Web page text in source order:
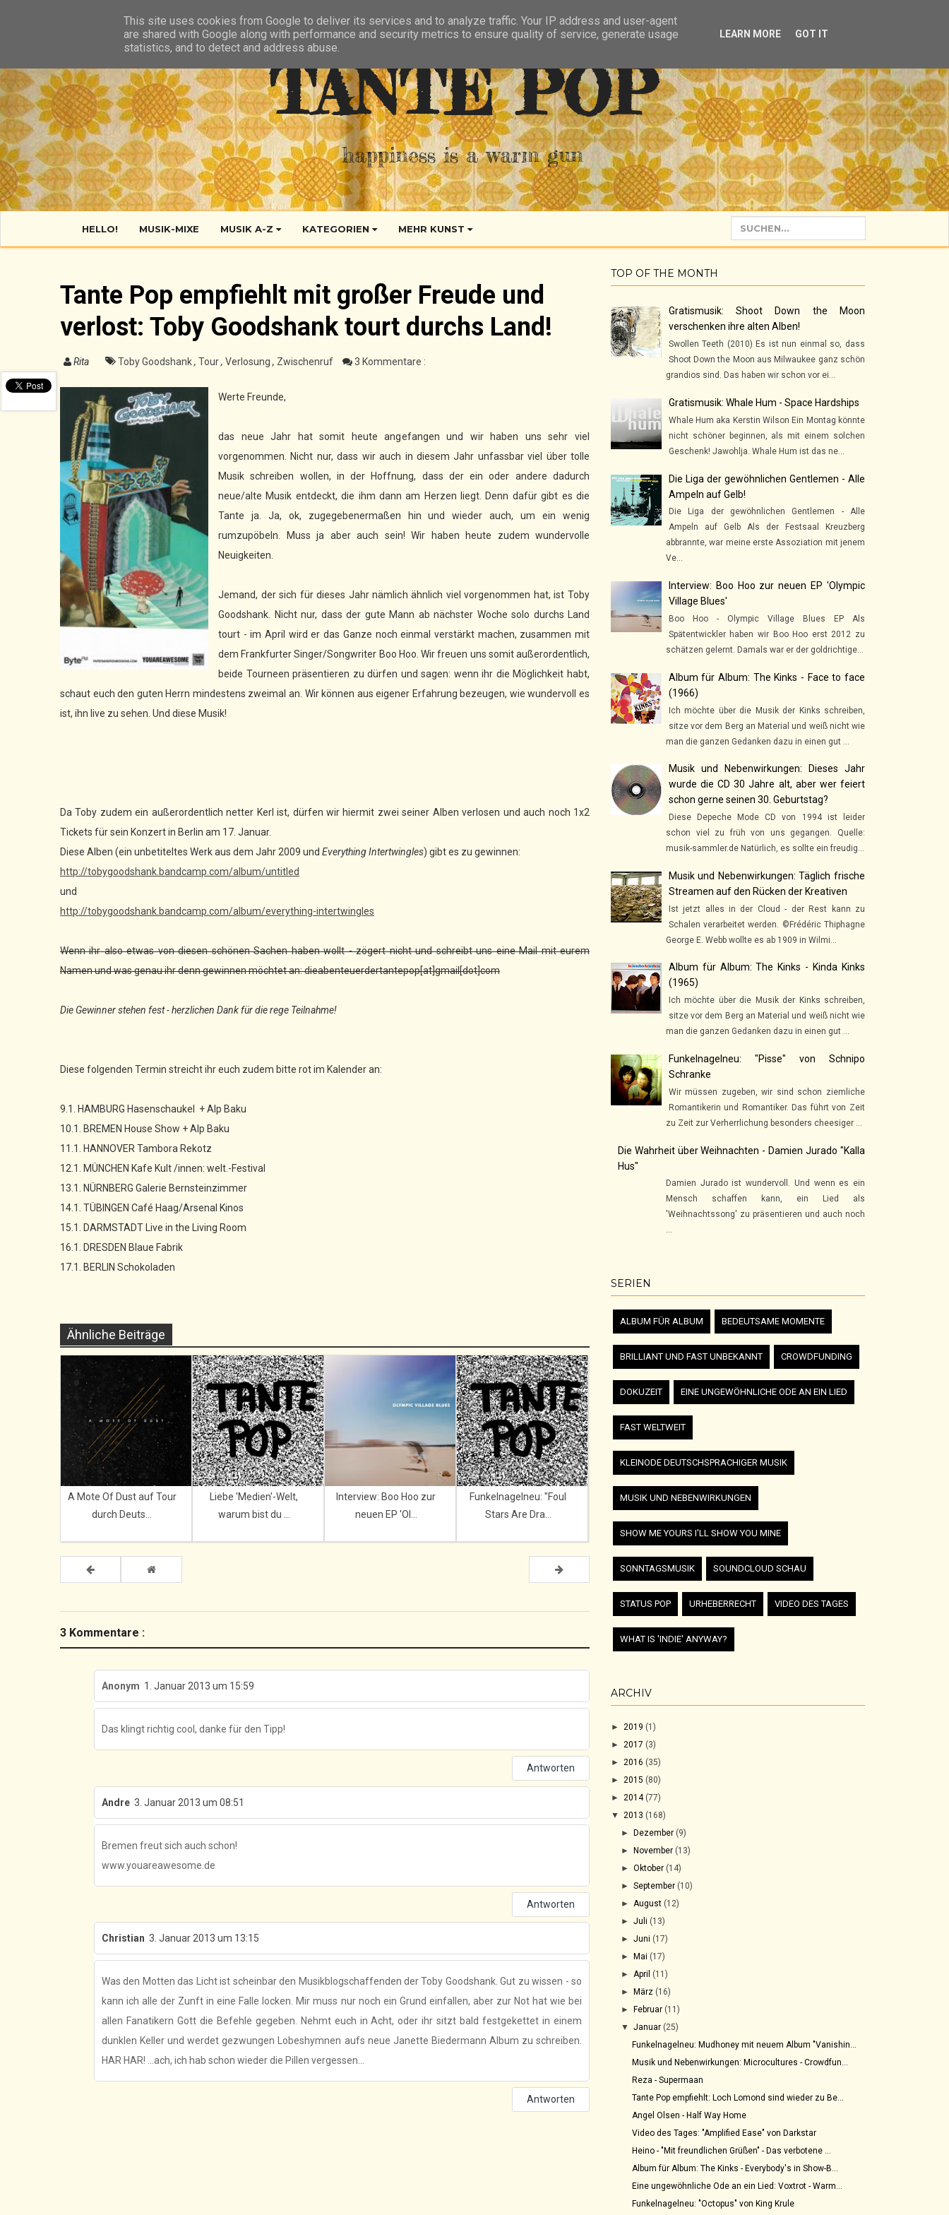
TANTE POP
happiness is a warm gun
HELLO! MUSIK-MIXE MUSIK A-Z KATEGORIEN MEHR KUNST
Tante Pop empfiehlt mit großer Freude und
verlost: Toby Goodshank tourt durchs Land!
Rita Toby Goodshank, Tour, Verlosung , Zwischenruf 3 Kommentare :
Werte Freunde,
das neue Jahr hat somit heute angefangen und wir haben uns sehr viel
vorgenommen. Nicht nur, dass wir auch in diesem Jahr unfassbar viel über tolle
Musik schreiben wollen, in der Hoffnung, dass der ein oder andere dadurch
neue/alte Musik entdeckt, die ihm dann am Herzen liegt. Denn dafür gibt es die
Tante ja. Ja, ok, zugegebenermaßen hin und wieder auch, um ein wenig
rumzupöbeln. Muss ja aber auch sein! Wir haben heute zudem wundervolle
Neuigkeiten.
Jemand, der sich für dieses Jahr nämlich ähnlich viel vorgenommen hat, ist Toby
Goodshank. Nicht nur, dass der gute Mann ab nächster Woche solo durchs Land
tourt - im April wird er das Ganze noch einmal verstärkt machen, zusammen mit
dem Frankfurter Singer/Songwriter Boo Hoo. Wir freuen uns somit außerordentlich,
beide Tourneen präsentieren zu dürfen und sagen: wenn ihr die Möglichkeit habt,
schaut euch den guten Herrn mindestens zweimal an. Wir können aus eigener Erfahrung bezeugen, wie wundervoll es
ist, ihn live zu sehen. Und diese Musik!
Da Toby zudem ein außerordentlich netter Kerl ist, dürfen wir hiermit zwei seiner Alben verlosen und auch noch 1x2
Tickets für sein Konzert in Berlin am 17. Januar.
Diese Alben (ein unbetiteltes Werk aus dem Jahr 2009 und Everything Intertwingles) gibt es zu gewinnen:
http://tobygoodshank.bandcamp.com/album/untitled
und
http://tobygoodshank.bandcamp.com/album/everything-intertwingles
Wenn ihr also etwas von diesen schönen Sachen haben wollt - zögert nicht und schreibt uns eine Mail mit eurem
Namen und was genau ihr denn gewinnen möchtet an: dieabenteuerdertantepop[at]gmail[dot]com
Die Gewinner stehen fest - herzlichen Dank für die rege Teilnahme!
Diese folgenden Termin streicht ihr euch zudem bitte rot im Kalender an:
9.1. HAMBURG Hasenschaukel + Alp Baku
10.1. BREMEN House Show + Alp Baku
11.1. HANNOVER Tambora Rekotz
12.1. MÜNCHEN Kafe Kult /innen: welt.-Festival
13.1. NÜRNBERG Galerie Bernsteinzimmer
14.1. TÜBINGEN Café Haag/Arsenal Kinos
15.1. DARMSTADT Live in the Living Room
16.1. DRESDEN Blaue Fabrik
17.1. BERLIN Schokoladen
Ähnliche Beiträge
A Mote Of Dust auf Tour
durch Deuts...
Liebe 'Medien'-Welt,
warum bist du ...
Interview: Boo Hoo zur
neuen EP 'Ol...
Funkelnagelneu: "Foul
Stars Are Dra...
3 Kommentare :
Anonym 1. Januar 2013 um 15:59
Das klingt richtig cool, danke für den Tipp!
Antworten
Andre 3. Januar 2013 um 08:51
Bremen freut sich auch schon!
www.youareawesome.de
Antworten
Christian 3. Januar 2013 um 13:15
Was den Motten das Licht ist scheinbar den Musikblogschaffenden der Toby Goodshank. Gut zu wissen - so
kann ich alle der Zunft in eine Falle locken. Mir muss nur noch ein Grund einfallen, aber zur Not hat wie bei
allen Fanatikern Gott die Befehle gegeben. Nehmt euch in Acht, oder ihr sitzt bald festgekettet in einem
dunklen Keller und werdet gezwungen Lobeshymnen aufs neue Janette Biedermann Album zu schreiben.
HAR HAR! ...ach, ich hab schon wieder die Pillen vergessen...
Antworten
TOP OF THE MONTH
Gratismusik: Shoot Down the Moon
verschenken ihre alten Alben!
Swollen Teeth (2010) Es ist nun einmal so, dass
Shoot Down the Moon aus Milwaukee ganz schön
grandios sind. Das haben wir schon vor ei...
Gratismusik: Whale Hum - Space Hardships
Whale Hum aka Kerstin Wilson Ein Montag könnte
nicht schöner beginnen, als mit einem solchen
Geschenk! Jawohlja. Whale Hum ist das ne...
Die Liga der gewöhnlichen Gentlemen - Alle
Ampeln auf Gelb!
Die Liga der gewöhnlichen Gentlemen - Alle
Ampeln auf Gelb Als der Festsaal Kreuzberg
abbrannte, war meine erste Assoziation mit jenem
Ve...
Interview: Boo Hoo zur neuen EP 'Olympic
Village Blues'
Boo Hoo - Olympic Village Blues EP Als
Spätentwickler haben wir Boo Hoo erst 2012 zu
schätzen gelernt. Damals war er der goldrichtige...
Album für Album: The Kinks - Face to face
(1966)
Ich möchte über die Musik der Kinks schreiben,
sitze vor dem Berg an Material und weiß nicht wie
man die ganzen Gedanken dazu in einen gut ...
Musik und Nebenwirkungen: Dieses Jahr
wurde die CD 30 Jahre alt, aber wer feiert
schon gerne seinen 30. Geburtstag?
Diese Depeche Mode CD von 1994 ist leider
schon viel zu früh von uns gegangen. Quelle:
musik-sammler.de Natürlich, es sollte ein freudig...
Musik und Nebenwirkungen: Täglich frische
Streamen auf den Rücken der Kreativen
Ist jetzt alles in der Cloud - der Rest kann zu
Schalen verarbeitet werden. ©Frédéric Thiphagne
George E. Webb wollte es ab 1909 in Wilmi...
Album für Album: The Kinks - Kinda Kinks
(1965)
Ich möchte über die Musik der Kinks schreiben,
sitze vor dem Berg an Material und weiß nicht wie
man die ganzen Gedanken dazu in einen gut ...
Funkelnagelneu: "Pisse" von Schnipo
Schranke
Wir müssen zugeben, wir sind schon ziemliche
Romantikerin und Romantiker. Das führt von Zeit
zu Zeit zur Verherrlichung besonders cheesiger ...
Die Wahrheit über Weihnachten - Damien Jurado "Kalla
Hus"
Damien Jurado ist wundervoll. Und wenn es ein
Mensch schaffen kann, ein Lied als
'Weihnachtssong' zu präsentieren und auch noch
...
SERIEN
ALBUM FÜR ALBUM BEDEUTSAME MOMENTE
BRILLIANT UND FAST UNBEKANNT CROWDFUNDING
DOKUZEIT EINE UNGEWÖHNLICHE ODE AN EIN LIED
FAST WELTWEIT
KLEINODE DEUTSCHSPRACHIGER MUSIK
MUSIK UND NEBENWIRKUNGEN
SHOW ME YOURS I'LL SHOW YOU MINE
SONNTAGSMUSIK SOUNDCLOUD SCHAU
STATUS POP URHEBERRECHT VIDEO DES TAGES
WHAT IS 'INDIE' ANYWAY?
ARCHIV
► 2019 (1)
► 2017 (3)
► 2016 (35)
► 2015 (80)
► 2014 (77)
▼ 2013 (168)
►Dezember (9)
►November (13)
►Oktober (14)
►September (10)
► August (12)
►Juli (13)
►Juni (17)
►Mai (17)
► April (11)
►März (16)
►Februar (11)
▼Januar (25)
Funkelnagelneu: Mudhoney mit neuem Album "Vanishin...
Musik und Nebenwirkungen: Microcultures - Crowdfun...
Reza - Supermaan
Tante Pop empfiehlt: Loch Lomond sind wieder zu Be...
Angel Olsen - Half Way Home
Video des Tages: "Amplified Ease" von Darkstar
Heino - "Mit freundlichen Grüßen" - Das verbotene ...
Album für Album: The Kinks - Everybody's in Show-B...
Eine ungewöhnliche Ode an ein Lied: Voxtrot - Warm...
Funkelnagelneu: "Octopus" von King Krule
This site uses cookies from Google to deliver its services and to analyze traffic. Your IP address and user-agent
are shared with Google along with performance and security metrics to ensure quality of service, generate usage
statistics, and to detect and address abuse.
LEARN MORE GOT IT